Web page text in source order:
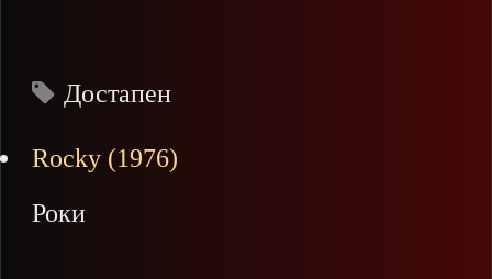
Достапен
Rocky (1976)
Роки